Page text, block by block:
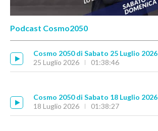
Podcast Cosmo2050
Cosmo 2050 di Sabato 25 Luglio 2026
25 Luglio 2026
01:38:46
Cosmo 2050 di Sabato 18 Luglio 2026
18 Luglio 2026
01:38:27